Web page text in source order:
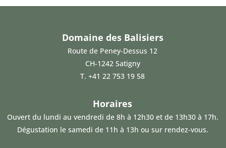
Domaine des Balisiers
Route de Peney-Dessus 12
CH-1242 Satigny
T.+41 22 753 19 58
Horaires
Ouvert du lundi au vendredi de 8h à 12h30 et de 13h30 à 17h.
Dégustation le samedi de 11h à 13h ou sur rendez-vous.